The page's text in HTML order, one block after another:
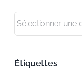
Catégories
Étiquettes